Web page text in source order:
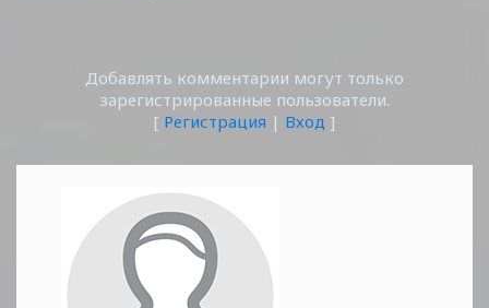
Добавлять комментарии могут только
зарегистрированные пользователи.
[ Регистрация | Вход ]